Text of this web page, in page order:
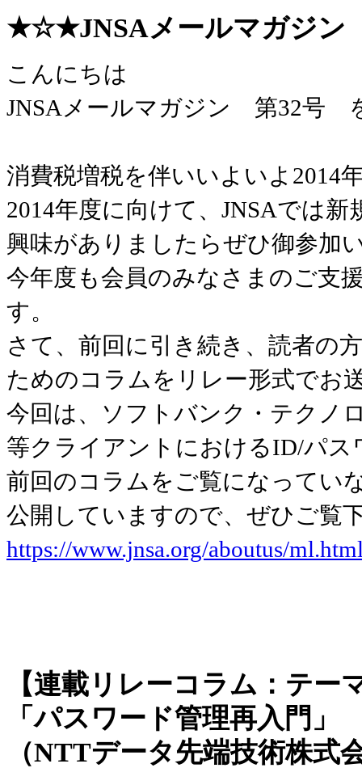
★☆★JNSAメールマガジ
こんにちは
JNSAメールマガジン 第32号
消費税増税を伴いいよいよ2014
2014年度に向けて、JNSAでは
興味がありましたらぜひ御参加
今年度も会員のみなさまのご支
す。
さて、前回に引き続き、読者の
ためのコラムをリレー形式でお
今回は、ソフトバンク・テクノ
等クライアントにおけるID/パ
前回のコラムをご覧になってい
公開していますので、ぜひご覧
https://www.jnsa.org/aboutus/
【連載リレーコラム：テー
「パスワード管理再入門」
（NTTデータ先端技術株